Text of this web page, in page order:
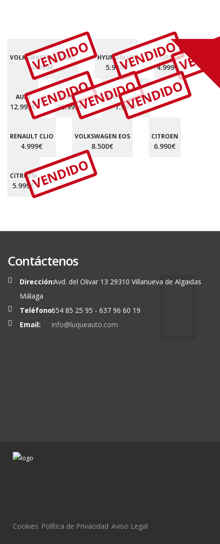
VENDIDO
VOLKSWAGEN PASSAT
6.999€ VENDIDO
HYUNDAI i30
5.999€
OPEL
4.999€
VENDIDO
AUDI
12.999€ VENDIDO
NISSAN
10.999€ VENDIDO
SEAT ALTEA XL
7.999€
RENAULT CLIO
4.999€
VOLKSWAGEN EOS
8.500€
CITROEN
6.990€
VENDIDO
CïTROEN
5.999€
Contáctenos
Dirección:Avd. del Olivar 13 29310 Villanueva de Algaidas
Málaga
Teléfono:654 85 25 95 - 637 96 60 19
Email:
info@luqueauto.com
Cookies Política de Privacidad Aviso Legal